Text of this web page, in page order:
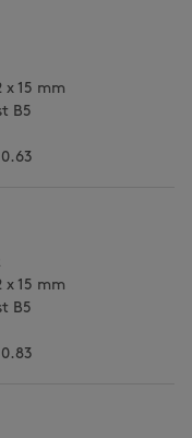
x 15 mm
B5
x 15 mm
B5